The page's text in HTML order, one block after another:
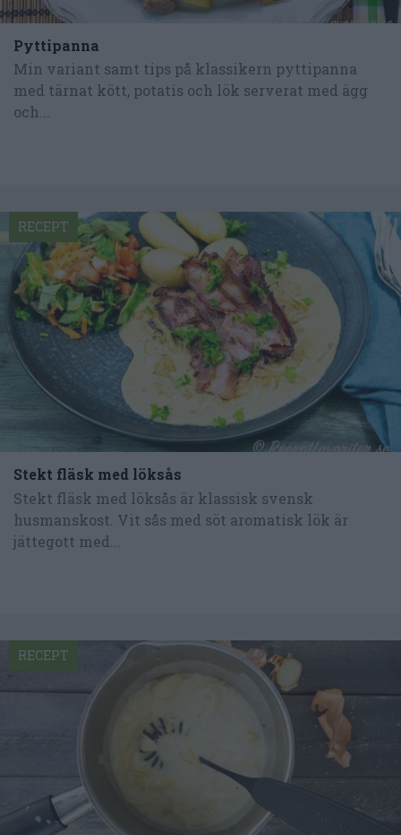
Pyttipanna
Min variant samt tips på klassikern pyttipanna
med tärnat kött, potatis och lök serverat med ägg
och...
Stekt fläsk med löksås
Stekt fläsk med löksås är klassisk svensk
husmanskost. Vit sås med söt aromatisk lök är
jättegott med...
RECEPT
RECEPT